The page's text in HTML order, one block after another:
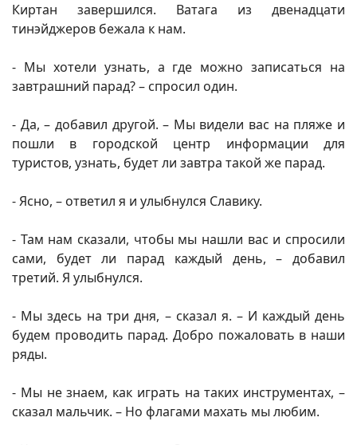
Киртан завершился. Ватага из двенадцати
тинэйджеров бежала к нам.
- Мы хотели узнать, а где можно записаться на
завтрашний парад? – спросил один.
- Да, – добавил другой. – Мы видели вас на пляже и
пошли в городской центр информации для
туристов, узнать, будет ли завтра такой же парад.
- Ясно, – ответил я и улыбнулся Славику.
- Там нам сказали, чтобы мы нашли вас и спросили
сами, будет ли парад каждый день, – добавил
третий. Я улыбнулся.
- Мы здесь на три дня, – сказал я. – И каждый день
будем проводить парад. Добро пожаловать в наши
ряды.
- Мы не знаем, как играть на таких инструментах, –
сказал мальчик. – Но флагами махать мы любим.